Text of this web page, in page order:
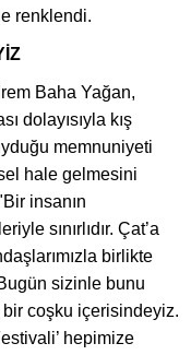
renklendi.
Baha Yağan,
dolayısıyla kış
memnuniyeti
hale gelmesini
insanın
sınırlıdır. Çat’a
birlikte
sizinle bunu
bir coşku içerisindeyiz.
hepimize